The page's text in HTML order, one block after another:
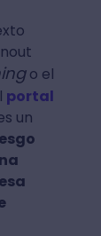
o el
portal
un